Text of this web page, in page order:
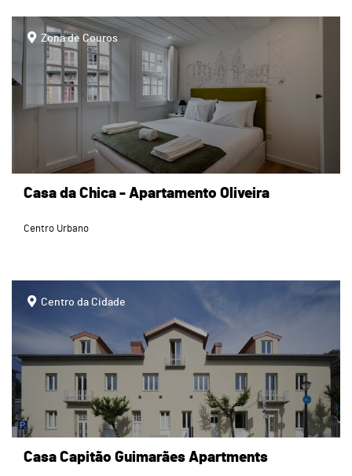
page
Zona de Couros
Casa da Chica - Apartamento Oliveira
Centro Urbano
Centro da Cidade
Casa Capitão Guimarães Apartments